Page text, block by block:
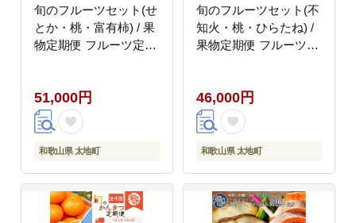
旬のフルーツセット(せ
とか・桃・富有柿) / 果
物定期便 フルーツ定期
も モモ 桃 【tkb392】
51,000円
和歌山県 太地町
旬のフルーツセット(不
知火・桃・ひらたね) /
果物定期便 フルーツ定
柿 もも モモ 桃
【tkb393】
46,000円
和歌山県 太地町